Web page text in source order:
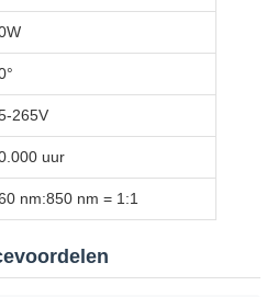
265V
uur
nm:850 nm = 1:1